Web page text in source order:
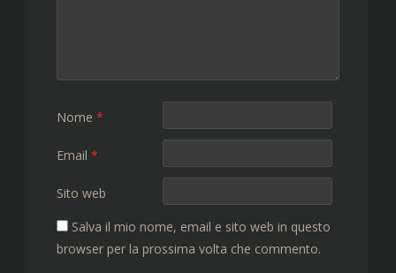
Nome *
Email *
Sito web
Salva il mio nome, email e sito web in questo
browser per la prossima volta che commento.